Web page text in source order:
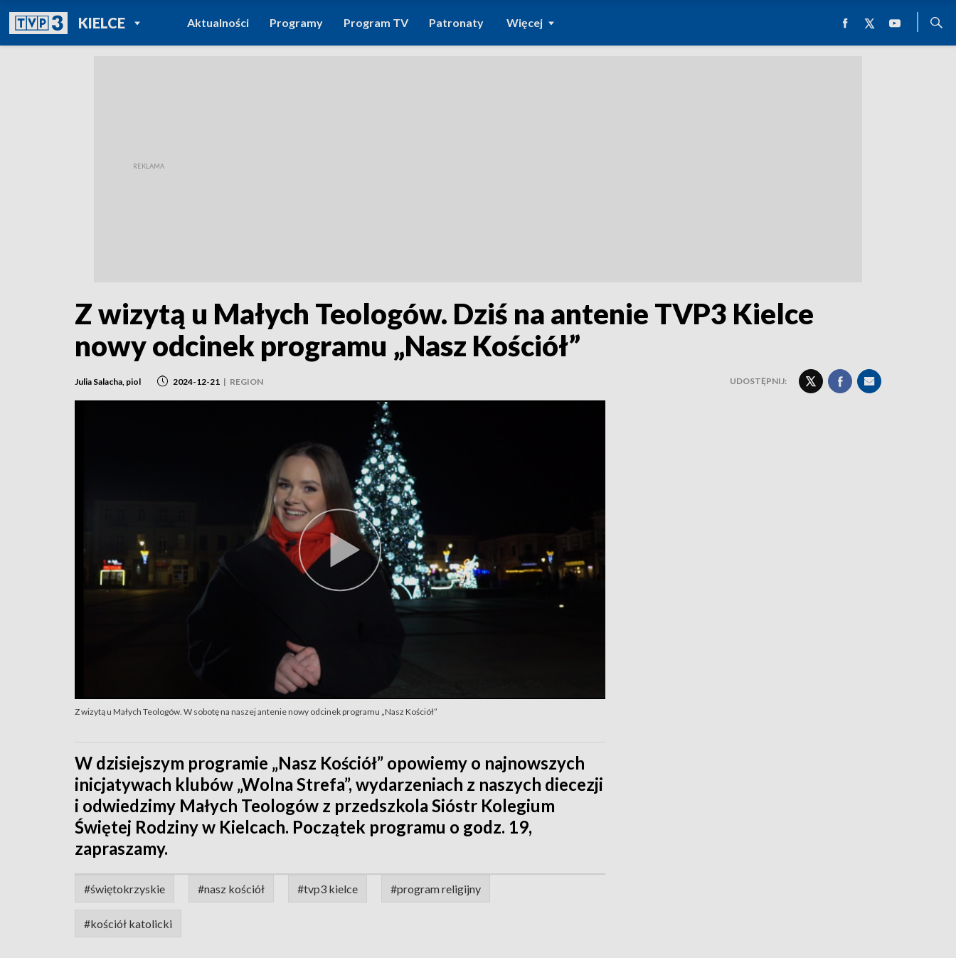
KIELCEPOWRÓT DO
TVP REGIONY
Aktualności Programy Program TV Patronaty Więcej
Z wizytą u Małych Teologów. Dziś na antenie TVP3 Kielce
nowy odcinek programu „Nasz Kościół”
Julia Salacha, piol 2024-12-21 | REGION UDOSTĘPNIJ:
Z wizytą u Małych Teologów. W sobotę na naszej antenie nowy odcinek programu „Nasz Kościół”
W dzisiejszym programie „Nasz Kościół” opowiemy o najnowszych
inicjatywach klubów „Wolna Strefa”, wydarzeniach z naszych diecezji
i odwiedzimy Małych Teologów z przedszkola Sióstr Kolegium
Świętej Rodziny w Kielcach. Początek programu o godz. 19,
zapraszamy.
#świętokrzyskie #nasz kościół #tvp3 kielce #program religijny
#kościół katolicki